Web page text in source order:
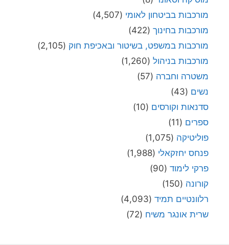
מורכבות בביטחון לאומי (4,507)
מורכבות בחינוך (422)
מורכבות במשפט, בשיטור ובאכיפת חוק (2,105)
מורכבות בניהול (1,260)
משטרה וחברה (57)
נשים (43)
סדנאות וקורסים (10)
ספרים (11)
פוליטיקה (1,075)
פנחס יחזקאלי (1,988)
פרקי לימוד (90)
קורונה (150)
רלוונטיים תמיד (4,093)
שרית אונגר משיח (72)